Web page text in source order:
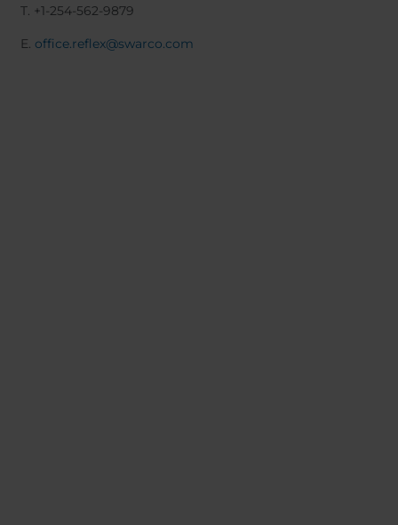
T. +1-254-562-9879
E. office.reflex@swarco.com